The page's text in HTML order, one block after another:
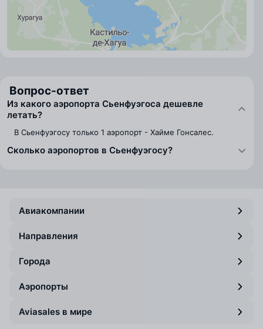
Вопрос-ответ
Из какого аэропорта Сьенфуэгоса дешевле
летать?
В Сьенфуэгосу только 1 аэропорт - Хайме Гонсалес.
Сколько аэропортов в Сьенфуэгосу?
Авиакомпании
Направления
Города
Аэропорты
Aviasales в мире